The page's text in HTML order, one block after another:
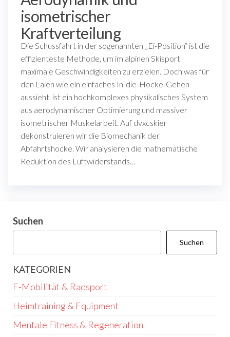
isometrischer
Kraftverteilung
Die Schussfahrt in der sogenannten „Ei-Position“ ist die
effizienteste Methode, um im alpinen Skisport
maximale Geschwindigkeiten zu erzielen. Doch was für
den Laien wie ein einfaches In-die-Hocke-Gehen
aussieht, ist ein hochkomplexes physikalisches System
aus aerodynamischer Optimierung und massiver
isometrischer Muskelarbeit. Auf dvxcskier
dekonstruieren wir die Biomechanik der
Abfahrtshocke. Wir analysieren die mathematische
Reduktion des Luftwiderstands…
Suchen
Suchen
KATEGORIEN
E-Mobilität & Radsport
Heimtraining & Equipment
Mentale Fitness & Regeneration